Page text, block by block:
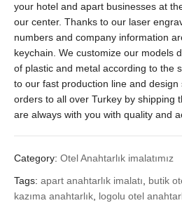
your hotel and apart businesses at
our center. Thanks to our laser
numbers and company information
keychain. We customize our models
of plastic and metal according to the
to our fast production line and
orders to all over Turkey by shipping
are always with you with quality and
Category: Otel Anahtarlık imalatımız
Tags: apart anahtarlık imalatı butik
kazıma anahtarlık logolu otel